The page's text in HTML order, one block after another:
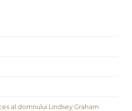
al domnului Lindsey Graham